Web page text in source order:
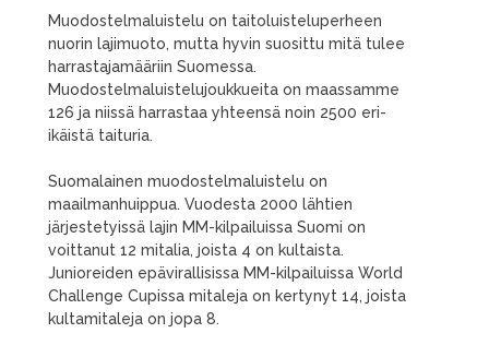
Muodostelmaluistelu on taitoluisteluperheen
nuorin lajimuoto, mutta hyvin suosittu mitä tulee
harrastajamääriin Suomessa.
Muodostelmaluistelujoukkueita on maassamme
126 ja niissä harrastaa yhteensä noin 2500 eri-
ikäistä taituria.
Suomalainen muodostelmaluistelu on
maailmanhuippua. Vuodesta 2000 lähtien
järjestetyissä lajin MM-kilpailuissa Suomi on
voittanut 12 mitalia, joista 4 on kultaista.
Junioreiden epävirallisissa MM-kilpailuissa World
Challenge Cupissa mitaleja on kertynyt 14, joista
kultamitaleja on jopa 8.